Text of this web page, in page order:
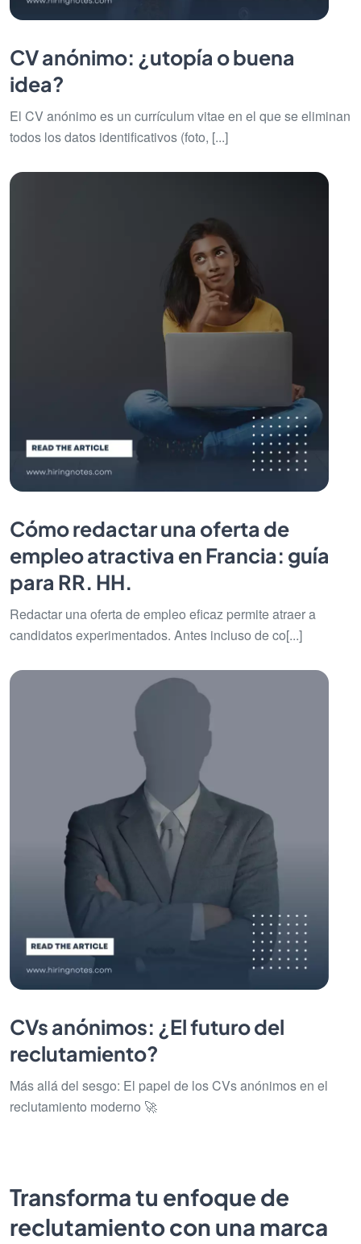
CV anónimo: ¿utopía o buena
idea?
El CV anónimo es un currículum vitae en el que se eliminan
todos los datos identificativos (foto, [...]
Cómo redactar una oferta de
empleo atractiva en Francia: guía
para RR. HH.
Redactar una oferta de empleo eficaz permite atraer a
candidatos experimentados. Antes incluso de co[...]
CVs anónimos: ¿El futuro del
reclutamiento?
Más allá del sesgo: El papel de los CVs anónimos en el
reclutamiento moderno 🚀
Transforma tu enfoque de
reclutamiento con una marca